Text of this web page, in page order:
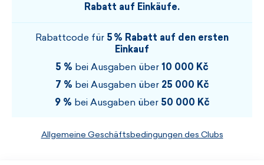
Rabatt auf Einkäufe.
Rabattcode für 5 % Rabatt auf den ersten
Einkauf
5 % bei Ausgaben über 10 000 Kč
7 % bei Ausgaben über 25 000 Kč
9 % bei Ausgaben über 50 000 Kč
Allgemeine Geschäftsbedingungen des Clubs